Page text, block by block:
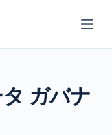
ガバナ